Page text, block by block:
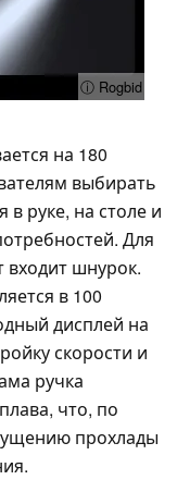
ⓘ Rogbid
на 180
выбирать
руке, на столе и
Для
входит шнурок.
в 100
дисплей на
скорости и
ручка
что, по
прохлады